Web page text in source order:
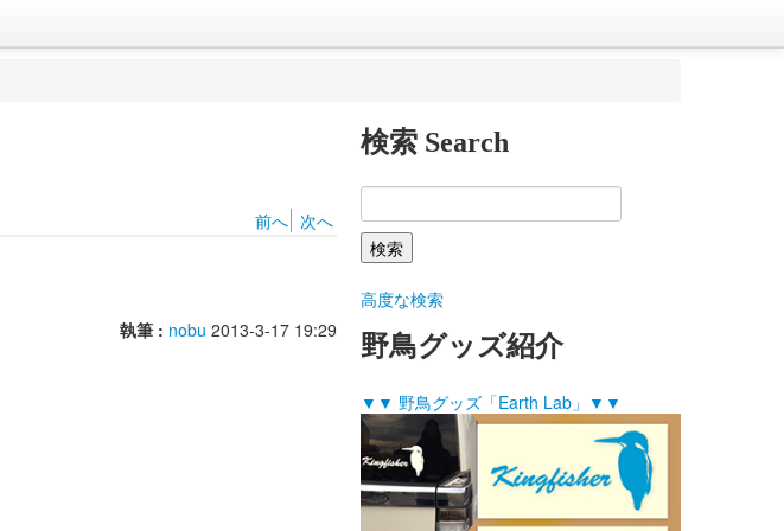
前へ 次へ
執筆 : nobu 2013-3-17 19:29
検索 Search
高度な検索
野鳥グッズ紹介
▼▼ 野鳥グッズ「Earth Lab」▼▼